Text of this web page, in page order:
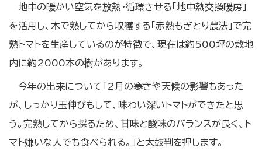
地中の暖かい空気を放熱・循環させる「地中熱交換暖房」
を活用し、木で熟してから収穫する「赤熟もぎとり農法」で完
熟トマトを生産しているのが特徴で、現在は約500坪の敷地
内に約2000本の樹があります。
今年の出来について「2月の寒さや天候の影響もあった
が、しっかり玉伸びもして、味わい深いトマトができたと思
う。完熟してから採るため、甘味と酸味のバランスが良く、ト
マト嫌いな人でも食べられる。」と太鼓判を押します。